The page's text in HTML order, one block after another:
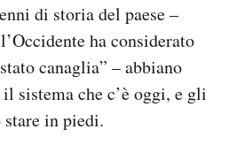
di storia del paese –
ha considerato
canaglia” – abbiano
sistema che c’è oggi, e gli
in piedi.